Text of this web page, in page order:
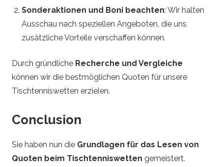
Sonderaktionen und Boni beachten: Wir halten
Ausschau nach speziellen Angeboten, die uns
zusätzliche Vorteile verschaffen können.
Durch gründliche Recherche und Vergleiche
können wir die bestmöglichen Quoten für unsere
Tischtenniswetten erzielen.
Conclusion
Sie haben nun die Grundlagen für das Lesen von
Quoten beim Tischtenniswetten gemeistert.